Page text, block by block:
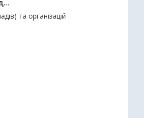
та організацій